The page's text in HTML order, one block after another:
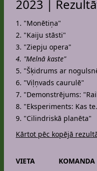
2023 |
1. "Monētiņa"
2. "Kaiju stāsti"
3. "Ziepju opera"
4. "Melnā kaste"
5. "Šķidrums ar
6. "Viļņvads caurulē"
7. "Demonstrējums:
8. "Eksperiments: Kas
9. "Cilindriskā planēta"
Kārtot pēc kopējā
VIETA KOMANDA